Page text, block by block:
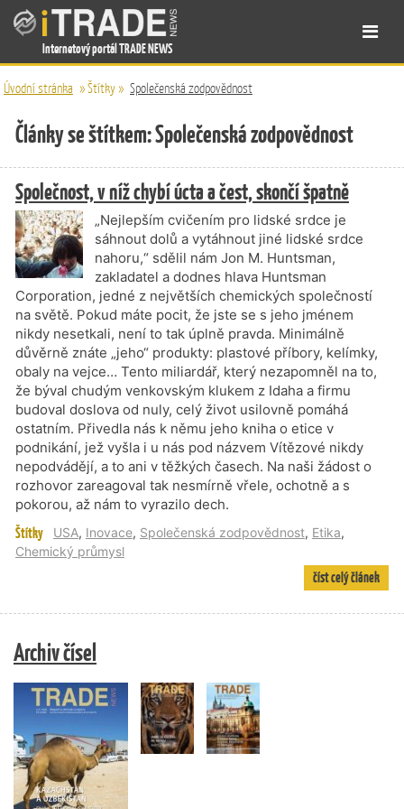
Internetový portál TRADE NEWS
Úvodní stránka »Štítky» Společenská zodpovědnost
Články se štítkem: Společenská zodpovědnost
Společnost, v níž chybí úcta a čest, skončí špatně
„Nejlepším cvičením pro lidské srdce je
sáhnout dolů a vytáhnout jiné lidské srdce
nahoru,“ sdělil nám Jon M. Huntsman,
zakladatel a dodnes hlava Huntsman
Corporation, jedné z největších chemických společností
na světě. Pokud máte pocit, že jste se s jeho jménem
nikdy nesetkali, není to tak úplně pravda. Minimálně
důvěrně znáte „jeho“ produkty: plastové příbory, kelímky,
obaly na vejce… Tento miliardář, který nezapomněl na to,
že býval chudým venkovským klukem z Idaha a firmu
budoval doslova od nuly, celý život usilovně pomáhá
ostatním. Přivedla nás k němu jeho kniha o etice v
podnikání, jež vyšla i u nás pod názvem Vítězové nikdy
nepodvádějí, a to ani v těžkých časech. Na naši žádost o
rozhovor zareagoval tak nesmírně vřele, ochotně a s
pokorou, až nám to vyrazilo dech.
Štítky USA, Inovace, Společenská zodpovědnost, Etika,
Chemický průmysl
číst celý článek
Archiv čísel